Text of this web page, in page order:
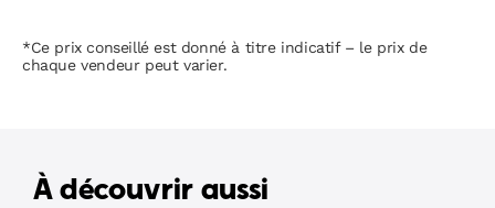
*Ce prix conseillé est donné à titre indicatif – le prix de
chaque vendeur peut varier.
À découvrir aussi